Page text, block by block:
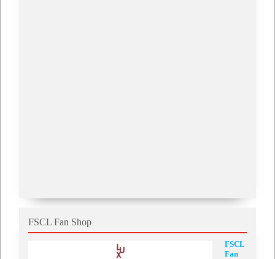
FSCL Fan Shop
FSCL
Fan